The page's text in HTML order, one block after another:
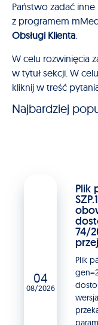
Państwo zadać
z programem
Obsługi Klienta.
W celu rozwinięcia
w tytuł sekcji. W
kliknij w treść
Najbardziej
04
08/2026
Plik
74/
Plik